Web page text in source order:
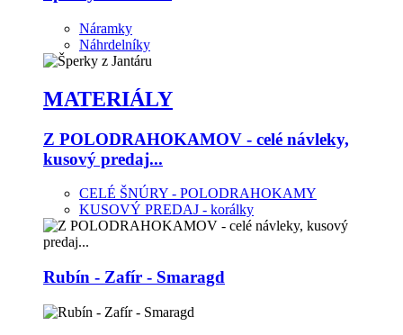
Náramky
Náhrdelníky
MATERIÁLY
Z POLODRAHOKAMOV - celé návleky,
kusový predaj...
CELÉ ŠNÚRY - POLODRAHOKAMY
KUSOVÝ PREDAJ - korálky
Rubín - Zafír - Smaragd